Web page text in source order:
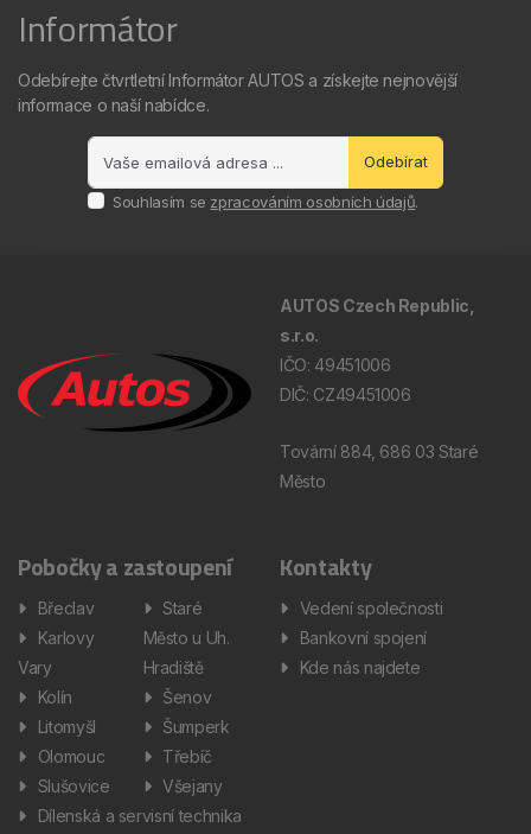
Informátor
Odebírejte čtvrtletní Informátor AUTOS a získejte nejnovější
informace o naší nabídce.
Odebírat
Souhlasím se zpracováním osobních údajů.
AUTOS Czech Republic,
s.r.o.
IČO: 49451006
DIČ: CZ49451006
Tovární 884, 686 03 Staré
Město
Pobočky a zastoupení
Břeclav
Karlovy
Vary
Kolín
Litomyšl
Olomouc
Slušovice
Staré
Město u Uh.
Hradiště
Šenov
Šumperk
Třebíč
Všejany
Dílenská a servisní technika
Kontakty
Vedení společnosti
Bankovní spojení
Kde nás najdete